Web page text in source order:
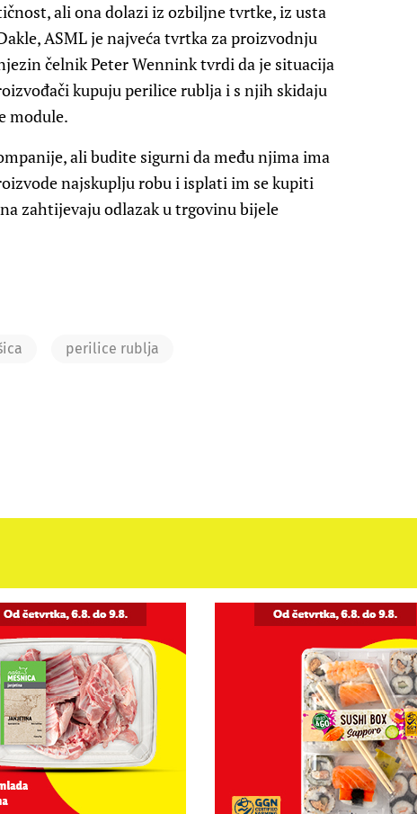
ali ona dolazi iz ozbiljne tvrtke, iz usta
ASML je najveća tvrtka za proizvodnju
čelnik Peter Wennink tvrdi da je situacija
kupuju perilice rublja i s njih skidaju
module.
ali budite sigurni da među njima ima
najskuplju robu i isplati im se kupiti
zahtijevaju odlazak u trgovinu bijele
perilice rublja